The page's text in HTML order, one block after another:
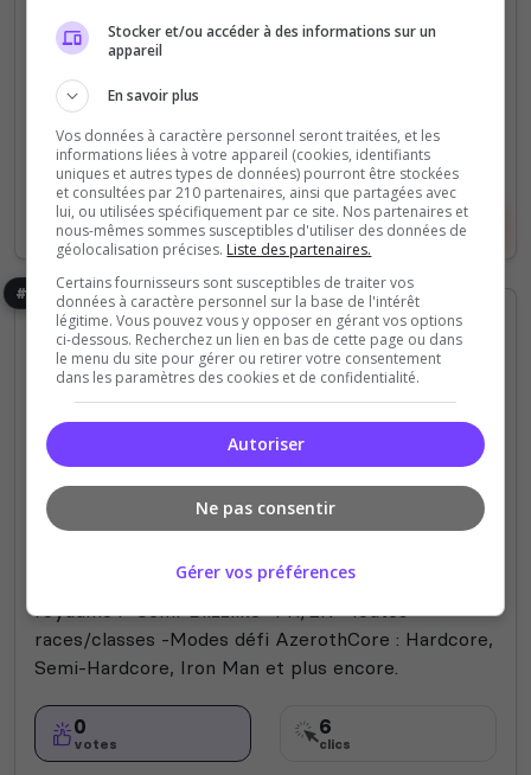
0
Voir la fiche Voter
#36
Hardcore PC
World of Warcraft : The Kingdom of
Serveur WoW 3.3.5a WotLK Aventure sur notre
royaume : -Semi-Blizzlike -FR/EN -Toutes
races/classes -Modes défi AzerothCore : Hardcore,
Semi-Hardcore, Iron Man et plus encore.
0
votes
6
clics
Stocker et/ou accéder à des informations sur un
appareil
En savoir plus
Vos données à caractère personnel seront traitées, et les
informations liées à votre appareil (cookies, identifiants
uniques et autres types de données) pourront être stockées
et consultées par 210 partenaires, ainsi que partagées avec
lui, ou utilisées spécifiquement par ce site. Nos partenaires et
nous-mêmes sommes susceptibles d'utiliser des données de
géolocalisation précises. Liste des partenaires.
Certains fournisseurs sont susceptibles de traiter vos
données à caractère personnel sur la base de l'intérêt
légitime. Vous pouvez vous y opposer en gérant vos options
ci-dessous. Recherchez un lien en bas de cette page ou dans
le menu du site pour gérer ou retirer votre consentement
dans les paramètres des cookies et de confidentialité.
Autoriser
Ne pas consentir
Gérer vos préférences